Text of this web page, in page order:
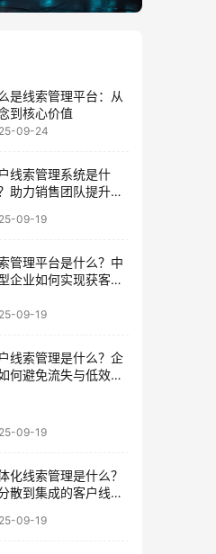
是线索管理平台：从
到核心价值
09-24
线索管理系统是什
助力销售团队提升成
09-19
管理平台是什么？中
企业如何实现获客到
09-19
线索管理是什么？企
何避免流失与低效跟
09-19
化线索管理是什么？
散到集成的客户线索
09-19